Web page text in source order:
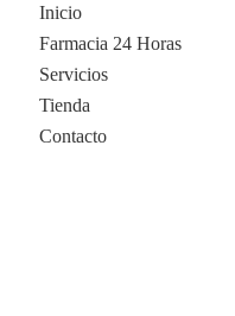
Inicio
Farmacia 24 Horas
Servicios
Tienda
Contacto